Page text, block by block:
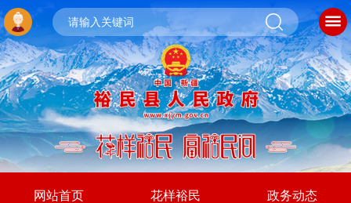
网站首页 花样裕民 政务动态